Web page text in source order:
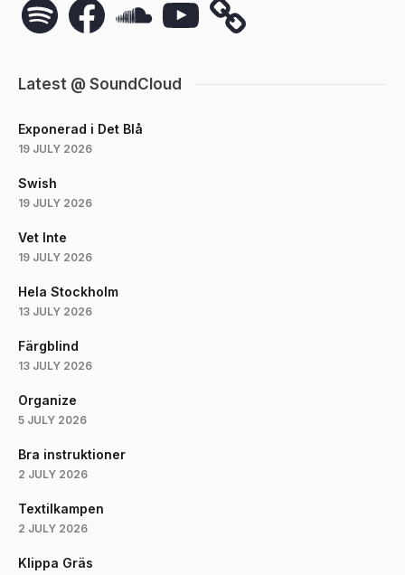
Latest @ SoundCloud
Exponerad i Det Blå
19 JULY 2026
Swish
19 JULY 2026
Vet Inte
19 JULY 2026
Hela Stockholm
13 JULY 2026
Färgblind
13 JULY 2026
Organize
5 JULY 2026
Bra instruktioner
2 JULY 2026
Textilkampen
2 JULY 2026
Klippa Gräs